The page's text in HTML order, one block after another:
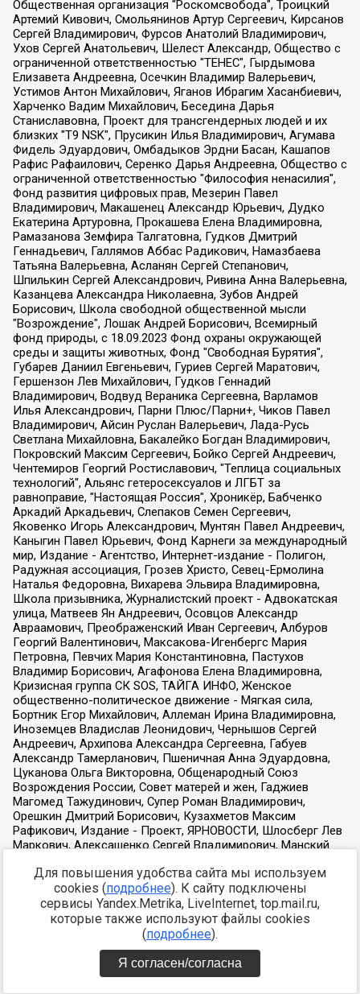
Для повышения удобства сайта мы используем
cookies (подробнее). К сайту подключены
сервисы Yandex.Metrika, LiveInternet, top.mail.ru,
которые также используют файлы cookies
(подробнее).
Я согласен/согласна